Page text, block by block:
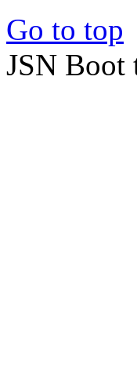
Go to top
JSN Boot